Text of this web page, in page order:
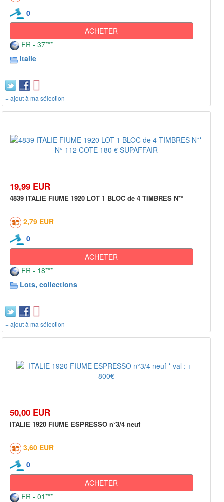
0
ACHETER
FR - 37***
Italie
+ ajout à ma sélection
19,99 EUR
4839 ITALIE FIUME 1920 LOT 1 BLOC de 4 TIMBRES N**
2,79 EUR
0
ACHETER
FR - 18***
Lots, collections
+ ajout à ma sélection
50,00 EUR
ITALIE 1920 FIUME ESPRESSO n°3/4 neuf
3,60 EUR
0
ACHETER
FR - 01***